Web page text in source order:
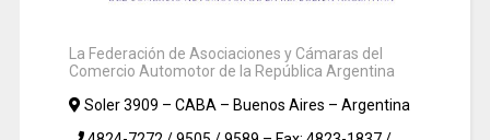
La Federación de Asociaciones y Cámaras del
Comercio Automotor de la República Argentina
Soler 3909 – CABA – Buenos Aires – Argentina